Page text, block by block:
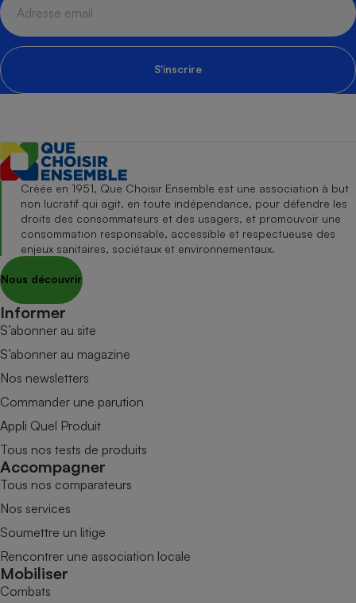
S'inscrire
Créée en 1951, Que Choisir Ensemble est une association à but
non lucratif qui agit, en toute indépendance, pour défendre les
droits des consommateurs et des usagers, et promouvoir une
consommation responsable, accessible et respectueuse des
enjeux sanitaires, sociétaux et environnementaux.
Nous découvrir
Informer
S’abonner au site
S’abonner au magazine
Nos newsletters
Commander une parution
Appli Quel Produit
Tous nos tests de produits
Accompagner
Tous nos comparateurs
Nos services
Soumettre un litige
Rencontrer une association locale
Mobiliser
Combats